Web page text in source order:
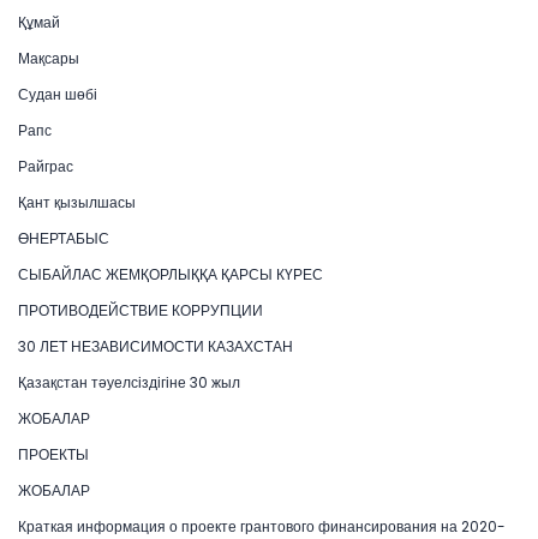
Құмай
Мақсары
Судан шөбі
Рапс
Райграс
Қант қызылшасы
ӨНЕРТАБЫС
СЫБАЙЛАС ЖЕМҚОРЛЫҚҚА ҚАРСЫ КҮРЕС
ПРОТИВОДЕЙСТВИЕ КОРРУПЦИИ
30 ЛЕТ НЕЗАВИСИМОСТИ КАЗАХСТАН
Қазақстан тәуелсіздігіне 30 жыл
ЖОБАЛАР
ПРОЕКТЫ
ЖОБАЛАР
Краткая информация о проекте грантового финансирования на 2020-